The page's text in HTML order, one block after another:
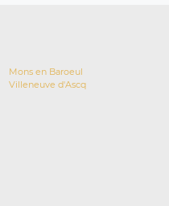
Mons en Baroeul
Villeneuve d'Ascq